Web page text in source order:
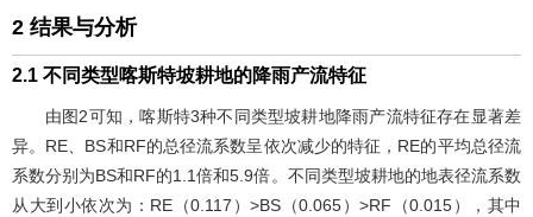
2 结果与分析
2.1 不同类型喀斯特坡耕地的降雨产流特征
由图2可知，喀斯特3种不同类型坡耕地降雨产流特征存在显著差
异。RE、BS和RF的总径流系数呈依次减少的特征，RE的平均总径流
系数分别为BS和RF的1.1倍和5.9倍。不同类型坡耕地的地表径流系数
从大到小依次为：RE（0.117）>BS（0.065）>RF（0.015），其中